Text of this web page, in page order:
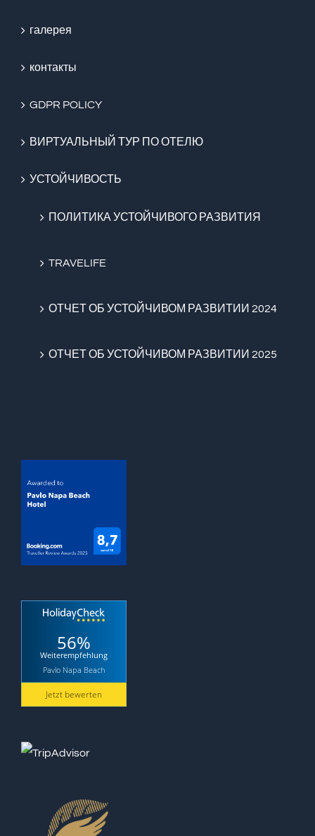
галерея
контакты
GDPR POLICY
ВИРТУАЛЬНЫЙ ТУР ПО ОТЕЛЮ
УСТОЙЧИВОСТЬ
ПОЛИТИКА УСТОЙЧИВОГО РАЗВИТИЯ
TRAVELIFE
ОТЧЕТ ОБ УСТОЙЧИВОМ РАЗВИТИИ 2024
ОТЧЕТ ОБ УСТОЙЧИВОМ РАЗВИТИИ 2025
56%
Weiterempfehlung
Pavlo Napa Beach
Jetzt bewerten